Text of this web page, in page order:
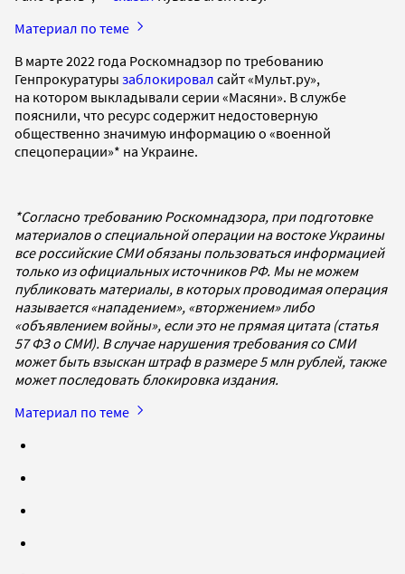
Материал по теме
В марте 2022 года Роскомнадзор по требованию
Генпрокуратуры заблокировал сайт «Мульт.ру»,
на котором выкладывали серии «Масяни». В службе
пояснили, что ресурс содержит недостоверную
общественно значимую информацию о «военной
спецоперации»* на Украине.
*Согласно требованию Роскомнадзора, при подготовке
материалов о специальной операции на востоке Украины
все российские СМИ обязаны пользоваться информацией
только из официальных источников РФ. Мы не можем
публиковать материалы, в которых проводимая операция
называется «нападением», «вторжением» либо
«объявлением войны», если это не прямая цитата (статья
57 ФЗ о СМИ). В случае нарушения требования со СМИ
может быть взыскан штраф в размере 5 млн рублей, также
может последовать блокировка издания.
Материал по теме